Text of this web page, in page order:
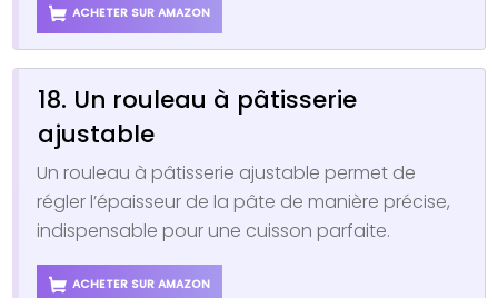
ACHETER SUR AMAZON
18. Un rouleau à pâtisserie
ajustable
Un rouleau à pâtisserie ajustable permet de
régler l’épaisseur de la pâte de manière précise,
indispensable pour une cuisson parfaite.
ACHETER SUR AMAZON